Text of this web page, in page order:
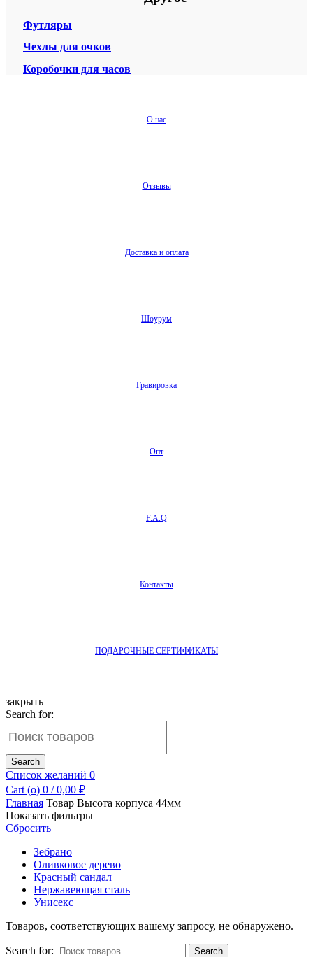
Футляры
Чехлы для очков
Коробочки для часов
О нас
Отзывы
Доставка и оплата
Шоурум
Гравировка
Опт
F.A.Q
Контакты
ПОДАРОЧНЫЕ СЕРТИФИКАТЫ
закрыть
Search for:
Search
Список желаний 0
Cart (o) 0 / 0,00 ₽
Главная Товар Высота корпуса 44мм
Показать фильтры
Сбросить
Зебрано
Оливковое дерево
Красный сандал
Нержавеющая сталь
Унисекс
Товаров, соответствующих вашему запросу, не обнаружено.
Search for: Search